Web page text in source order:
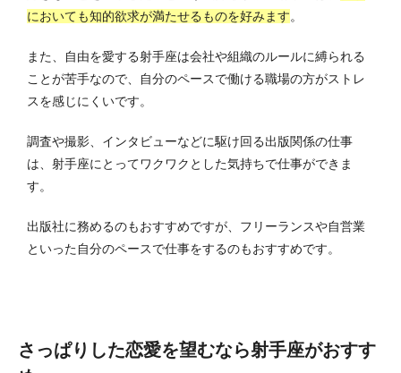
においても知的欲求が満たせるものを好みます。
また、自由を愛する射手座は会社や組織のルールに縛られる
ことが苦手なので、自分のペースで働ける職場の方がストレ
スを感じにくいです。
調査や撮影、インタビューなどに駆け回る出版関係の仕事
は、射手座にとってワクワクとした気持ちで仕事ができま
す。
出版社に務めるのもおすすめですが、フリーランスや自営業
といった自分のペースで仕事をするのもおすすめです。
さっぱりした恋愛を望むなら射手座がおすす